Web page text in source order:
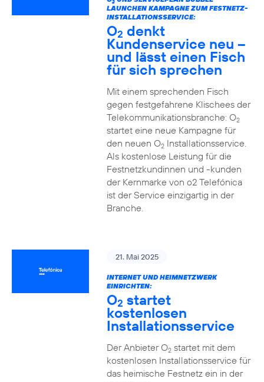
2
LAUNCHEN KAMPAGNE ZUM FESTNETZ-
INSTALLATIONSSERVICE:
O2 denkt
Kundenservice neu –
und lässt einen Fisch
für sich sprechen
Mit einem sprechenden Fisch
gegen festgefahrene Klischees der
Telekommunikationsbranche: O2
startet eine neue Kampagne für
den neuen O2Installationsservice.
Als kostenlose Leistung für die
Festnetzkundinnen und -kunden
der Kernmarke von o2 Telefónica
ist der Service einzigartig in der
Branche.
21. Mai 2025
INTERNET UND HEIMNETZWERK
EINRICHTEN:
O2 startet
kostenlosen
Installationsservice
Der Anbieter O2startet mit dem
kostenlosen Installationsservice für
das heimische Festnetz ein in der